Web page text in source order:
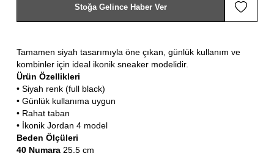
Tamamen siyah tasarımıyla öne çıkan, günlük kullanım ve
kombinler için ideal ikonik sneaker modelidir.
Ürün Özellikleri
• Siyah renk (full black)
• Günlük kullanıma uygun
• Rahat taban
• İkonik Jordan 4 model
Beden Ölçüleri
40 Numara25.5 cm
Stoğa Gelince Haber Ver